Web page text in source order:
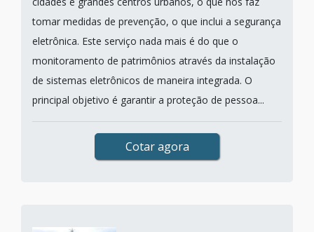
tomar medidas de prevenção, o que inclui a segurança
eletrônica. Este serviço nada mais é do que o
monitoramento de patrimônios através da instalação
de sistemas eletrônicos de maneira integrada. O
principal objetivo é garantir a proteção de pessoa...
Cotar agora